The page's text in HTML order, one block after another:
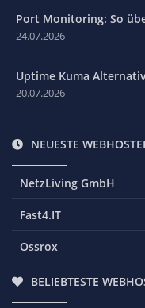
Port Monitoring: So
24.07.2026
Uptime Kuma
20.07.2026
NEUESTE
NetzLiving GmbH
Fast4.IT
Ossrox
BELIEBTESTE